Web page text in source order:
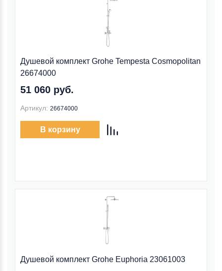
Душевой комплект Grohe Tempesta Cosmopolitan
26674000
51 060 руб.
Артикул: 26674000
В корзину
Душевой комплект Grohe Euphoria 23061003